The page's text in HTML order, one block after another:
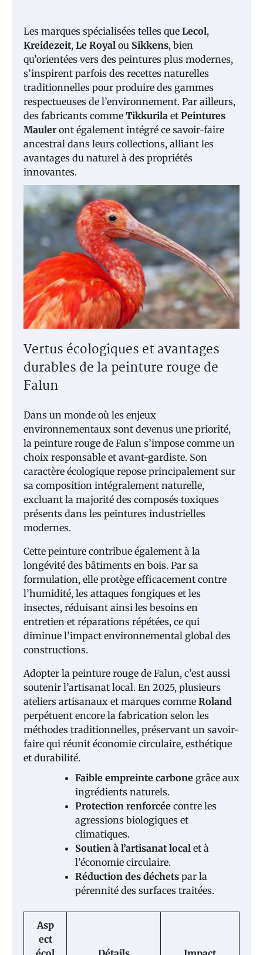
Les marques spécialisées telles que Lecol,
Kreidezeit, Le Royal ou Sikkens, bien
qu’orientées vers des peintures plus modernes,
s’inspirent parfois des recettes naturelles
traditionnelles pour produire des gammes
respectueuses de l’environnement. Par ailleurs,
des fabricants comme Tikkurila et Peintures
Mauler ont également intégré ce savoir-faire
ancestral dans leurs collections, alliant les
avantages du naturel à des propriétés
innovantes.
Vertus écologiques et avantages
durables de la peinture rouge de
Falun
Dans un monde où les enjeux
environnementaux sont devenus une priorité,
la peinture rouge de Falun s’impose comme un
choix responsable et avant-gardiste. Son
caractère écologique repose principalement sur
sa composition intégralement naturelle,
excluant la majorité des composés toxiques
présents dans les peintures industrielles
modernes.
Cette peinture contribue également à la
longévité des bâtiments en bois. Par sa
formulation, elle protège efficacement contre
l’humidité, les attaques fongiques et les
insectes, réduisant ainsi les besoins en
entretien et réparations répétées, ce qui
diminue l’impact environnemental global des
constructions.
Adopter la peinture rouge de Falun, c’est aussi
soutenir l’artisanat local. En 2025, plusieurs
ateliers artisanaux et marques comme Roland
perpétuent encore la fabrication selon les
méthodes traditionnelles, préservant un savoir-
faire qui réunit économie circulaire, esthétique
et durabilité.
Faible empreinte carbone grâce aux
ingrédients naturels.
Protection renforcée contre les
agressions biologiques et
climatiques.
Soutien à l’artisanat local et à
l’économie circulaire.
Réduction des déchets par la
pérennité des surfaces traitées.
Asp
ect